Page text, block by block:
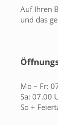
Auf Ihren
und das
Mo – Fr:
Sa: 07.00
So +